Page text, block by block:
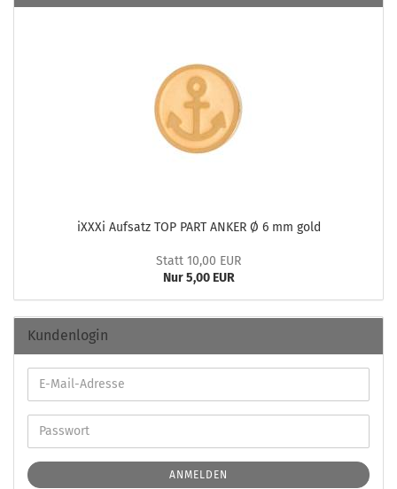
iXXXi Auf­satz TOP PART ANKER Ø 6 mm gold
Statt 10,00 EUR
Nur 5,00 EUR
Kundenlogin
ANMELDEN